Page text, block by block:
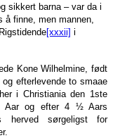
sikkert barna – var da i
finne, men mannen,
[xxxii] i
Kone Wilhelmine, født
efterlevende to smaae
i Christiania den 1ste
og efter 4 ½ Aars
herved sørgeligst for